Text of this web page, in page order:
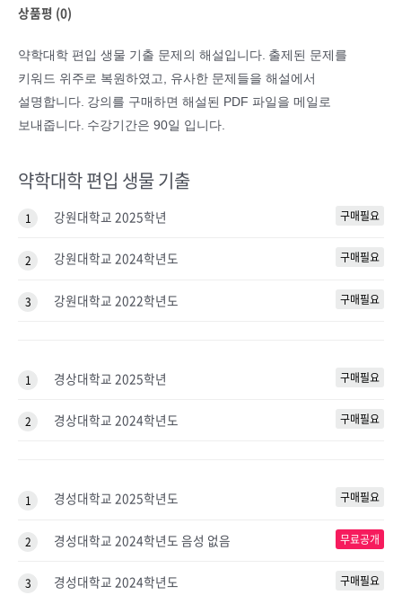
상품평 (0)
약학대학 편입 생물 기출 문제의 해설입니다. 출제된 문제를
키워드 위주로 복원하였고, 유사한 문제들을 해설에서
설명합니다. 강의를 구매하면 해설된 PDF 파일을 메일로
보내줍니다. 수강기간은 90일 입니다.
약학대학 편입 생물 기출
1 강원대학교 2025학년 구매필요
2 강원대학교 2024학년도 구매필요
3 강원대학교 2022학년도 구매필요
1 경상대학교 2025학년 구매필요
2 경상대학교 2024학년도 구매필요
1 경성대학교 2025학년도 구매필요
2 경성대학교 2024학년도 음성 없음 무료공개
3 경성대학교 2024학년도 구매필요